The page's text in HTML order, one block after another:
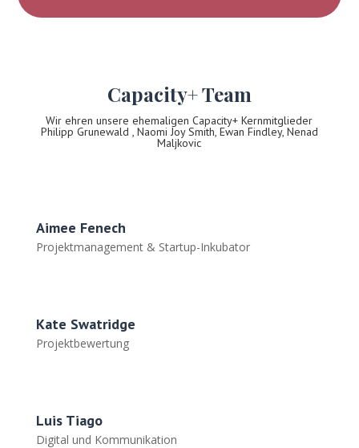
Capacity+ Team
Wir ehren unsere ehemaligen Capacity+ Kernmitglieder
Philipp Grunewald , Naomi Joy Smith, Ewan Findley, Nenad
Maljkovic
Aimee Fenech
Projektmanagement & Startup-Inkubator
Kate Swatridge
Projektbewertung
Luis Tiago
Digital und Kommunikation